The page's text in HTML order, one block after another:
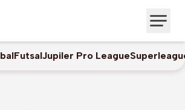
FutsalJupiler Pro League